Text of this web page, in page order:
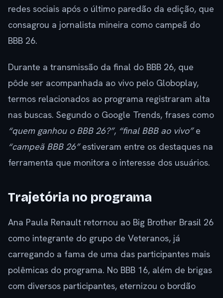
redes sociais após o último paredão da edição, que
consagrou a jornalista mineira como campeã do
BBB 26.
Durante a transmissão da final do BBB 26, que
pôde ser acompanhada ao vivo pelo Globoplay,
termos relacionados ao programa registraram alta
nas buscas. Segundo o Google Trends, frases como
“quem ganhou o BBB 26?”, “final BBB ao vivo”e
“campeã BBB 26”estiveram entre os destaques na
ferramenta que monitora o interesse dos usuários.
Trajetória no programa
Ana Paula Renault retornou ao Big Brother Brasil 26
como integrante do grupo de Veteranos, já
carregando a fama de uma das participantes mais
polêmicas do programa. No BBB 16, além de brigas
com diversos participantes, eternizou o bordão